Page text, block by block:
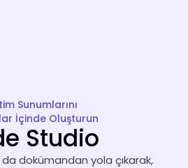
Sunumlarını
İçinde Oluşturun
Studio
dokümandan yola çıkarak,